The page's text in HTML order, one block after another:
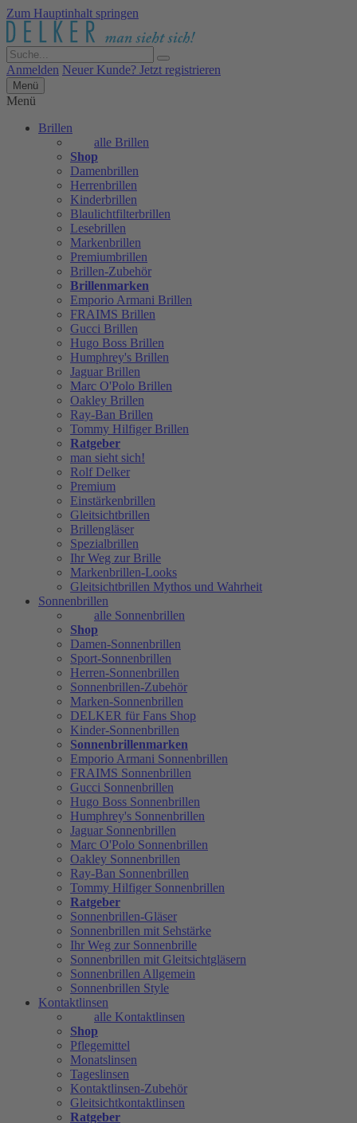
Zum Hauptinhalt springen
Anmelden Neuer Kunde? Jetzt registrieren
Menü
Menü
Brillen
alle Brillen
Shop
Damenbrillen
Herrenbrillen
Kinderbrillen
Blaulichtfilterbrillen
Lesebrillen
Markenbrillen
Premiumbrillen
Brillen-Zubehör
Brillenmarken
Emporio Armani Brillen
FRAIMS Brillen
Gucci Brillen
Hugo Boss Brillen
Humphrey's Brillen
Jaguar Brillen
Marc O'Polo Brillen
Oakley Brillen
Ray-Ban Brillen
Tommy Hilfiger Brillen
Ratgeber
man sieht sich!
Rolf Delker
Premium
Einstärkenbrillen
Gleitsichtbrillen
Brillengläser
Spezialbrillen
Ihr Weg zur Brille
Markenbrillen-Looks
Gleitsichtbrillen Mythos und Wahrheit
Sonnenbrillen
alle Sonnenbrillen
Shop
Damen-Sonnenbrillen
Sport-Sonnenbrillen
Herren-Sonnenbrillen
Sonnenbrillen-Zubehör
Marken-Sonnenbrillen
DELKER für Fans Shop
Kinder-Sonnenbrillen
Sonnenbrillenmarken
Emporio Armani Sonnenbrillen
FRAIMS Sonnenbrillen
Gucci Sonnenbrillen
Hugo Boss Sonnenbrillen
Humphrey's Sonnenbrillen
Jaguar Sonnenbrillen
Marc O'Polo Sonnenbrillen
Oakley Sonnenbrillen
Ray-Ban Sonnenbrillen
Tommy Hilfiger Sonnenbrillen
Ratgeber
Sonnenbrillen-Gläser
Sonnenbrillen mit Sehstärke
Ihr Weg zur Sonnenbrille
Sonnenbrillen mit Gleitsichtgläsern
Sonnenbrillen Allgemein
Sonnenbrillen Style
Kontaktlinsen
alle Kontaktlinsen
Shop
Pflegemittel
Monatslinsen
Tageslinsen
Kontaktlinsen-Zubehör
Gleitsichtkontaktlinsen
Ratgeber